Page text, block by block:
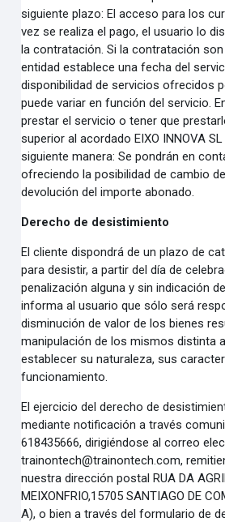
siguiente plazo: El acceso para los
vez se realiza el pago, el usuario lo
la contratación. Si lacontratación
entidad establece una fecha del
disponibilidad de servicios ofrecidos
puede variar en función del servicio.
prestar el servicio o tener que
superior al acordado EIXO INNOVA
siguiente manera: Se pondrán en
ofreciendo la posibilidad decambio
devolución del importe abonado.
Derecho de desistimiento
El cliente dispondrá de un plazo de
para desistir, a partir del día de
penalización alguna y sin indicación
informa al usuario que sólo será
disminución de valor de los bienes
manipulación de los mismos distinta
establecer su naturaleza, sus
funcionamiento.
El ejercicio del derecho de
mediante notificación a través
618435666, dirigiéndose al correo
trainontech@trainontech.com,
nuestra dirección postal RUA DA
MEIXONFRIO,15705 SANTIAGO DE
A), o bien a través del formulario de